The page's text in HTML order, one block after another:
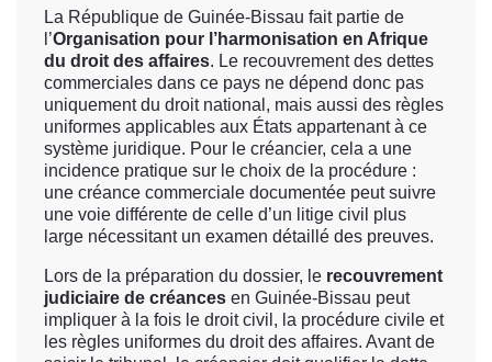
La République de Guinée-Bissau fait partie de
l’Organisation pour l’harmonisation en Afrique
du droit des affaires. Le recouvrement des dettes
commerciales dans ce pays ne dépend donc pas
uniquement du droit national, mais aussi des règles
uniformes applicables aux États appartenant à ce
système juridique. Pour le créancier, cela a une
incidence pratique sur le choix de la procédure :
une créance commerciale documentée peut suivre
une voie différente de celle d’un litige civil plus
large nécessitant un examen détaillé des preuves.
Lors de la préparation du dossier, le recouvrement
judiciaire de créances en Guinée-Bissau peut
impliquer à la fois le droit civil, la procédure civile et
les règles uniformes du droit des affaires. Avant de